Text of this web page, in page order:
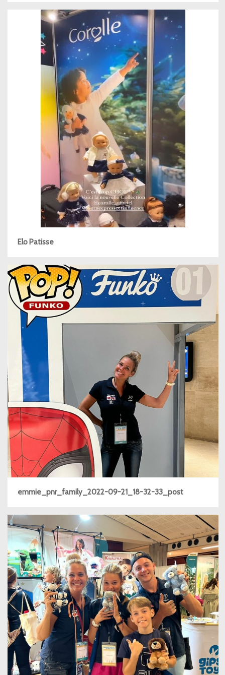
Elo Patisse
emmie_pnr_family_2022-09-21_18-32-33_post